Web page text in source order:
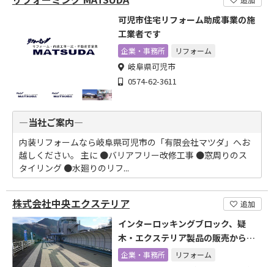
可児市住宅リフォーム助成事業の施
工業者です
企業・事務所 リフォーム
岐阜県可児市
0574-62-3611
―当社ご案内―
内装リフォームなら岐阜県可児市の「有限会社マツダ」へお
越しください。 主に ●バリアフリー改修工事 ●窓周りのス
タイリング ●水廻りのリフ...
株式会社中央エクステリア 追加
インターロッキングブロック、疑
木・エクステリア製品の販売から施
工まで
企業・事務所 リフォーム